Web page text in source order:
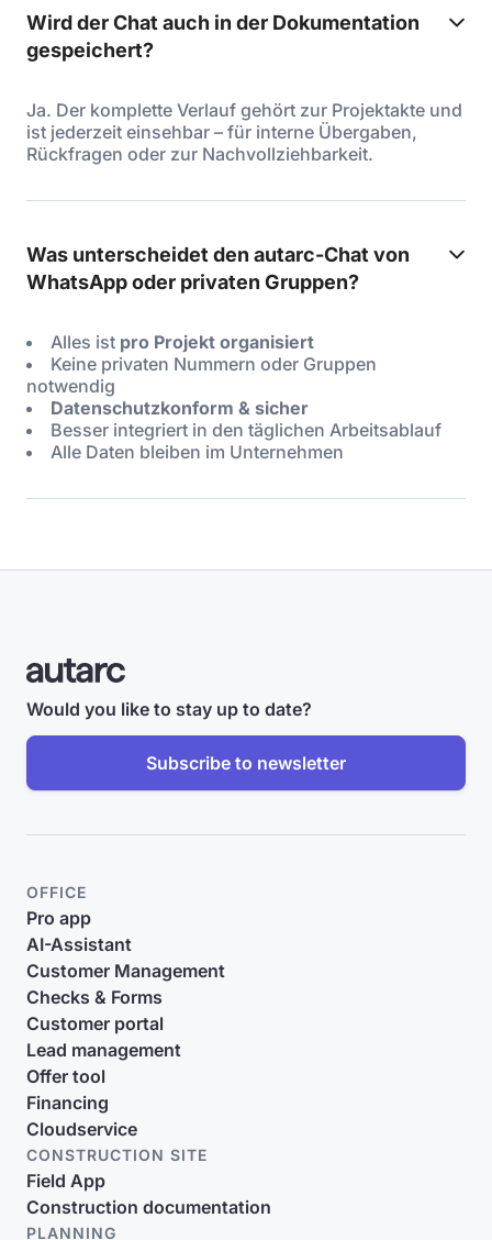
Wird der Chat auch in der Dokumentation
gespeichert?
Ja. Der komplette Verlauf gehört zur Projektakte und
ist jederzeit einsehbar – für interne Übergaben,
Rückfragen oder zur Nachvollziehbarkeit.
Was unterscheidet den autarc-Chat von
WhatsApp oder privaten Gruppen?
Alles ist pro Projekt organisiert
Keine privaten Nummern oder Gruppen
notwendig
Datenschutzkonform & sicher
Besser integriert in den täglichen Arbeitsablauf
Alle Daten bleiben im Unternehmen
Would you like to stay up to date?
Subscribe to newsletter
OFFICE
Pro app
AI-Assistant
Customer Management
Checks & Forms
Customer portal
Lead management
Offer tool
Financing
Cloudservice
CONSTRUCTION SITE
Field App
Construction documentation
PLANNING